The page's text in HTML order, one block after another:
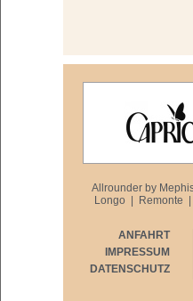
Allrounder by
Longo
Remonte
ANFAHRT
IMPRESSUM
DATENSCHUTZ